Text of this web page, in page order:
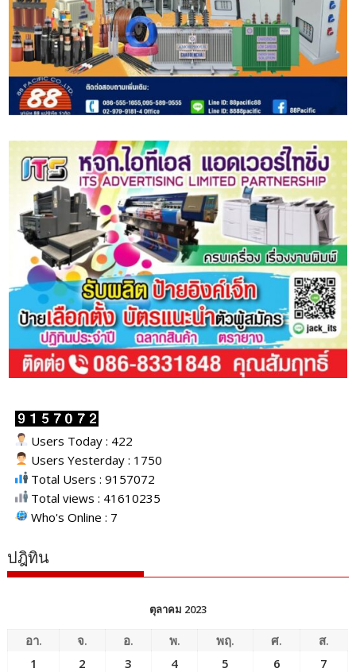
Users Today : 422
Users Yesterday : 1750
Total Users : 9157072
Total views : 41610235
Who's Online : 7
ปฎิทิน
ตุลาคม 2023
อา. จ. อ. พ. พฤ. ศ.
ส.
1
2 3 4 5 6
7